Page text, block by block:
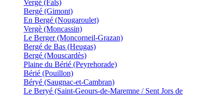
Vergé (Fals)
Bergé (Gimont)
En Bergé (Nougaroulet)
Vergè (Moncassin)
Le Berger (Moncorneil-Grazan)
Bergé de Bas (Heugas)
Bergé (Mouscardès)
Plaine du Bérié (Peyrehorade)
Bérié (Pouillon)
Béryé (Saugnac-et-Cambran)
Le Beryé (Saint-Geours-de-Maremne / Sent Jors de